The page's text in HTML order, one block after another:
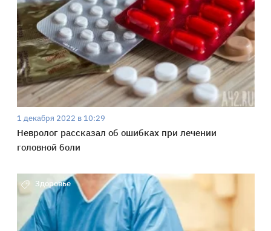
1 декабря 2022 в 10:29
Невролог рассказал об ошибках при лечении
головной боли
Здоровье